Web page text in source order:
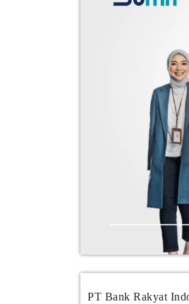
PT Bank Rakyat